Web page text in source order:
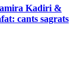
Kadiri &
cants sagrats